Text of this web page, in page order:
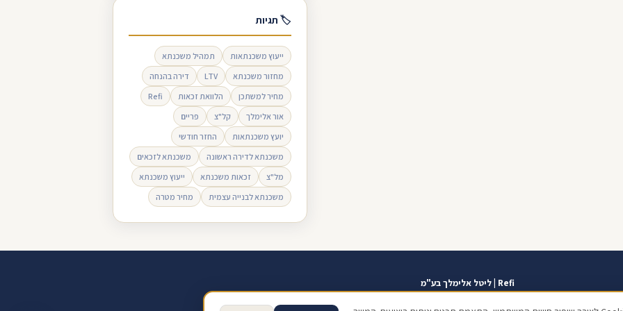
🏷 תגיות
ייעוץ משכנתאות
תמהיל משכנתא
מחזור משכנתא
LTV
דירה בהנחה
מחיר למשתכן
הלוואת זכאות
Refi
אור אלימלך
קל"צ
פריים
יועץ משכנתאות
החזר חודשי
משכנתא לדירה ראשונה
משכנתא לזכאים
מל"צ
זכאות משכנתא
ייעוץ משכנתא
משכנתא לבנייה עצמית
מחיר מטרה
Refi | ליטל אלימלך בע"מ
אזור אישי כתוב ביקורת בגוגל תנאי שימוש